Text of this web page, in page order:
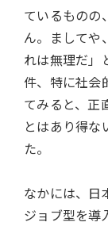
ているものの
ん。ましてや
れは無理だ」
件、特に社会
てみると、正
とはあり得な
た。
なかには、日
ジョブ型を導